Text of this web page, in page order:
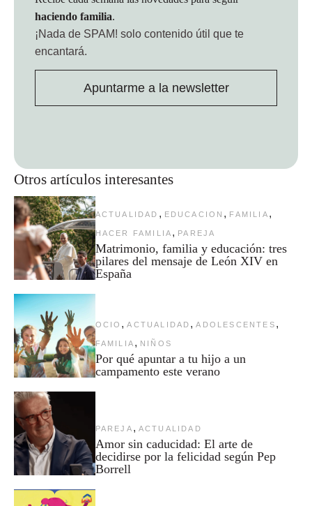
Otros artículos interesantes
ACTUALIDAD , EDUCACION , FAMILIA ,
HACER FAMILIA , PAREJA
Matrimonio, familia y educación: tres
pilares del mensaje de León XIV en
España
OCIO , ACTUALIDAD , ADOLESCENTES ,
FAMILIA , NIÑOS
Por qué apuntar a tu hijo a un
campamento este verano
PAREJA , ACTUALIDAD
Amor sin caducidad: El arte de
decidirse por la felicidad según Pep
Borrell
haciendo familia.
¡Nada de SPAM! solo contenido útil que te
encantará.
Apuntarme a la newsletter